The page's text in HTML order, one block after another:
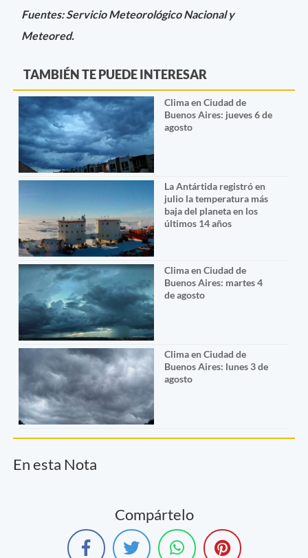
Fuentes: Servicio Meteorológico Nacional y
Meteored.
TAMBIÉN TE PUEDE INTERESAR
Clima en Ciudad de
Buenos Aires: jueves 6 de
agosto
La Antártida registró en
julio la temperatura más
baja del planeta en los
últimos 14 años
Clima en Ciudad de
Buenos Aires: martes 4
de agosto
Clima en Ciudad de
Buenos Aires: lunes 3 de
agosto
En esta Nota
Compártelo